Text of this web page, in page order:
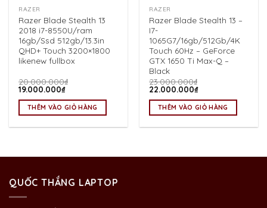
RAZER
Razer Blade Stealth 13
2018 i7-8550U/ram
16gb/Ssd 512gb/13.3in
QHD+ Touch 3200×1800
likenew fullbox
20.000.000₫
Giá
là:
20.000.000₫.
19.000.000₫Giá
tại
là:
THÊM VÀO GIỎ HÀNG
RAZER
Razer Blade Stealth 13 –
I7-
1065G7/16gb/512Gb/4K
Touch 60Hz – GeForce
GTX 1650 Ti Max-Q –
Black
23.000.000₫
Giá
là:
23.000.000₫.
22.000.000₫Giá
tại
là:
THÊM VÀO GIỎ HÀNG
QUỐC THẮNG LAPTOP